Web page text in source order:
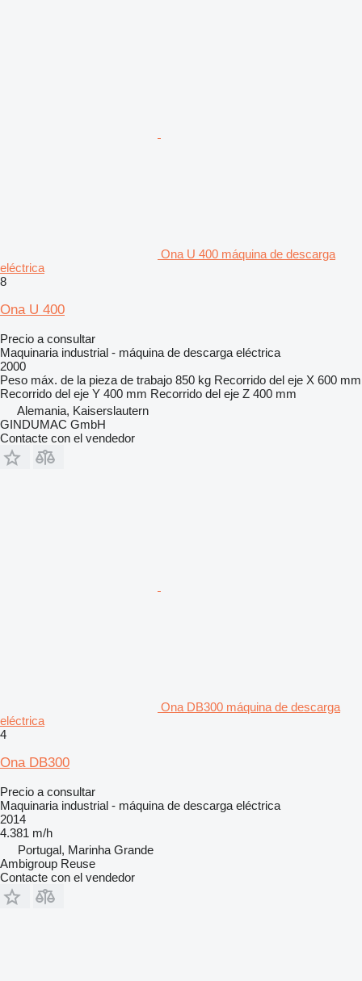
Ona U 400 máquina de descarga
eléctrica
8
Ona U 400
Precio a consultar
Maquinaria industrial - máquina de descarga eléctrica
2000
Peso máx. de la pieza de trabajo 850 kg Recorrido del eje X 600 mm
Recorrido del eje Y 400 mm Recorrido del eje Z 400 mm
Alemania, Kaiserslautern
GINDUMAC GmbH
Contacte con el vendedor
Ona DB300 máquina de descarga
eléctrica
4
Ona DB300
Precio a consultar
Maquinaria industrial - máquina de descarga eléctrica
2014
4.381 m/h
Portugal, Marinha Grande
Ambigroup Reuse
Contacte con el vendedor